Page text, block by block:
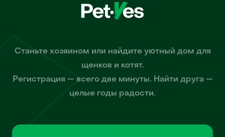
Станьте хозяином или найдите уютный дом для
щенков и котят.
Регистрация — всего две минуты. Найти друга —
целые годы радости.